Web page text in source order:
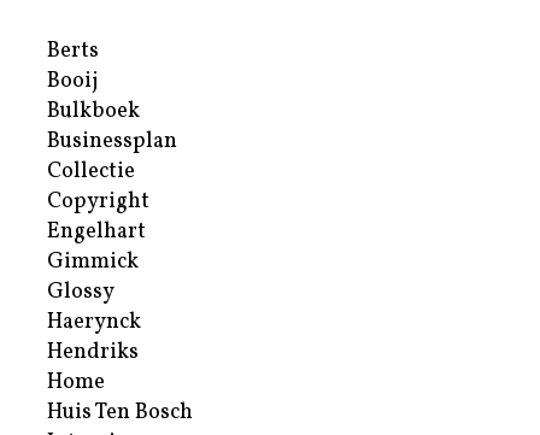
Berts
Booij
Bulkboek
Businessplan
Collectie
Copyright
Engelhart
Gimmick
Glossy
Haerynck
Hendriks
Home
Huis Ten Bosch